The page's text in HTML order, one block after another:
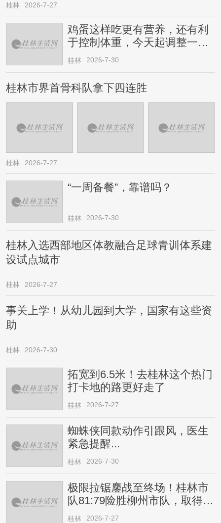
桂林 2026-7-27
鸡蛋这样吃更有营养，还有利
于控制体重，今天起调整一下
→
桂林 2026-7-30
桂林市界首骨科队拿下四连胜
桂林 2026-7-27
“一周备餐”，靠谱吗？
桂林 2026-7-30
桂林入选西部地区体教融合足球青训体系建
设试点城市
桂林 2026-7-27
事关上学！从幼儿园到大学，国家有这些资
助
桂林 2026-7-30
拓宽到6.5米！去桂林这个热门
打卡地的路更好走了
桂林 2026-7-27
蜘蛛侠同款动作引跟风，医生
紧急提醒...
桂林 2026-7-30
极限拉锯鏖战至终场！桂林市
队81:79险胜柳州市队，取得四
连胜
桂林 2026-7-27